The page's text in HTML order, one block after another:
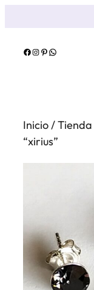
contenido
Facebook Instagram Pinterest WhatsApp
Inicio/Tienda
“xirius”